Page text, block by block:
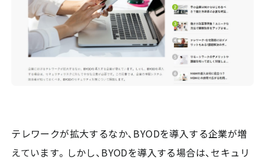
テレワークが拡大するなか、BYODを導入する企業が増
えています。しかし、BYODを導入する場合は、セキュリ